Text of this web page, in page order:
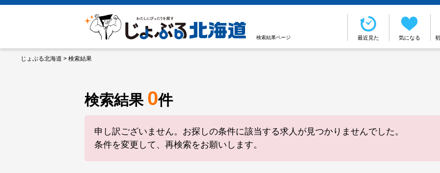
検索結果ページ 最近見た 気になる
じょぶる北海道 > 検索結果
検索結果 0件
申し訳ございません。お探しの条件に該当する求人が見つかりませんでした。
条件を変更して、再検索をお願いします。